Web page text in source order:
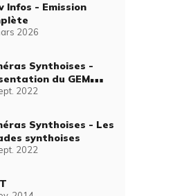
Infos - Emission
2026
Synthoises -
du GEM
Coeur
2022
Synthoises - Les
synthoises
2022